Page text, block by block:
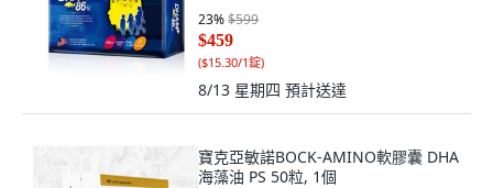
23%$599
$459
($15.30/1錠)
8/13 星期四 預計送達
寶克亞敏諾BOCK-AMINO軟膠囊 DHA
海藻油 PS 50粒, 1個